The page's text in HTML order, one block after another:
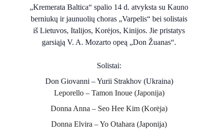
„Kremerata Baltica“ spalio 14 d. atvyksta su Kauno
berniukų ir jaunuolių choras „Varpelis“ bei solistais
iš Lietuvos, Italijos, Korėjos, Kinijos. Jie pristatys
garsiąją V. A. Mozarto opeą „Don Žuanas“.
Solistai:
Don Giovanni – Yurii Strakhov (Ukraina)
Leporello – Tamon Inoue (Japonija)
Donna Anna – Seo Hee Kim (Korėja)
Donna Elvira – Yo Otahara (Japonija)